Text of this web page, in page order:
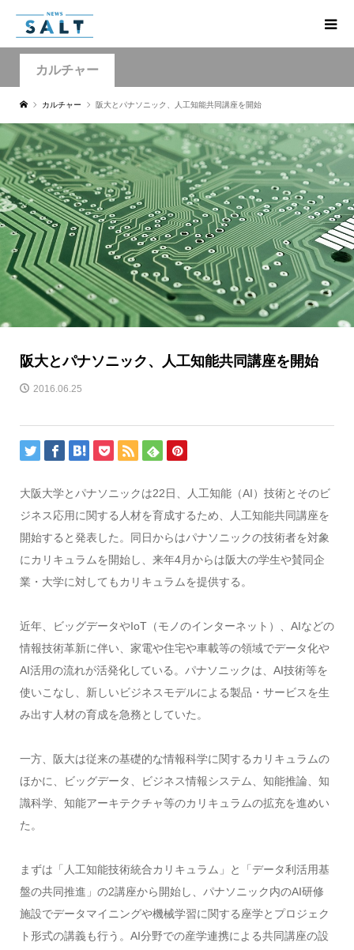
カルチャー
カルチャー 阪大とパナソニック、人工知能共同講座を開始
阪大とパナソニック、人工知能共同講座を開始
2016.06.25
大阪大学とパナソニックは22日、人工知能（AI）技術とそのビ
ジネス応用に関する人材を育成するため、人工知能共同講座を
開始すると発表した。同日からはパナソニックの技術者を対象
にカリキュラムを開始し、来年4月からは阪大の学生や賛同企
業・大学に対してもカリキュラムを提供する。
近年、ビッグデータやIoT（モノのインターネット）、AIなどの
情報技術革新に伴い、家電や住宅や車載等の領域でデータ化や
AI活用の流れが活発化している。パナソニックは、AI技術等を
使いこなし、新しいビジネスモデルによる製品・サービスを生
み出す人材の育成を急務としていた。
一方、阪大は従来の基礎的な情報科学に関するカリキュラムの
ほかに、ビッグデータ、ビジネス情報システム、知能推論、知
識科学、知能アーキテクチャ等のカリキュラムの拡充を進めい
た。
まずは「人工知能技術統合カリキュラム」と「データ利活用基
盤の共同推進」の2講座から開始し、パナソニック内のAI研修
施設でデータマイニングや機械学習に関する座学とプロジェク
ト形式の講義も行う。AI分野での産学連携による共同講座の設